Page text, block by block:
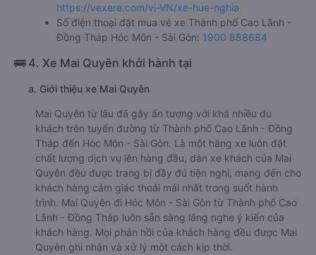
https://vexere.com/vi-VN/xe-hue-nghia
Số điện thoại đặt mua vé xe Thành phố Cao Lãnh -
Đồng Tháp Hóc Môn - Sài Gòn: 1900 888684
🚌 4. Xe Mai Quyên khởi hành tại
a. Giới thiệu xe Mai Quyên
Mai Quyên từ lâu đã gây ấn tượng với khá nhiều du
khách trên tuyến đường từ Thành phố Cao Lãnh - Đồng
Tháp đến Hóc Môn - Sài Gòn. Là một hãng xe luôn đặt
chất lượng dịch vụ lên hàng đầu, dàn xe khách của Mai
Quyên đều được trang bị đầy đủ tiện nghi, mang đến cho
khách hàng cảm giác thoải mái nhất trong suốt hành
trình. Mai Quyên đi Hóc Môn - Sài Gòn từ Thành phố Cao
Lãnh - Đồng Tháp luôn sẵn sàng lắng nghe ý kiến của
khách hàng. Mọi phản hồi của khách hàng đều được Mai
Quyên ghi nhận và xử lý một cách kịp thời.